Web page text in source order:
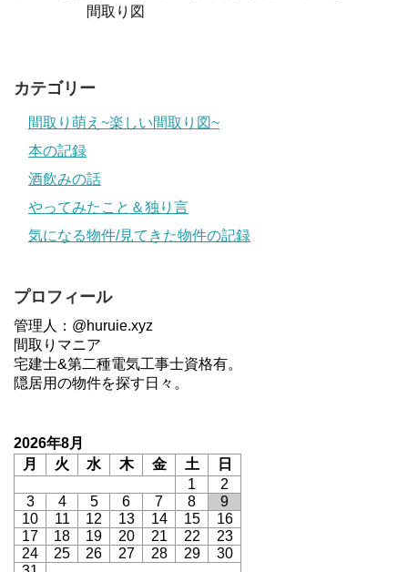
間取り図
カテゴリー
間取り萌え~楽しい間取り図~
本の記録
酒飲みの話
やってみたこと＆独り言
気になる物件/見てきた物件の記録
プロフィール
管理人：@huruie.xyz
間取りマニア
宅建士&第二種電気工事士資格有。
隠居用の物件を探す日々。
2026年8月
月
火 水 木 金 土
日
1
2
3
4 5 6 7 8
9
10
11 12 13 14 15
16
17
18 19 20 21 22
23
24
25 26 27 28 29
30